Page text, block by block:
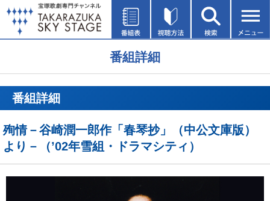
番組詳細
番組詳細
殉情－谷崎潤一郎作「春琴抄」（中公文庫版）
より－（’02年雪組・ドラマシティ）